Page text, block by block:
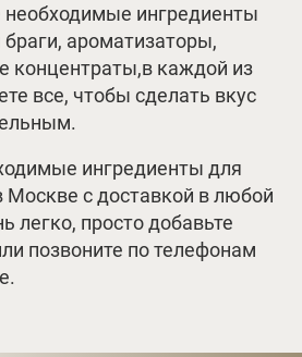
необходимые ингредиенты
ароматизаторы,
концентраты,в каждой из
все, чтобы сделать вкус
ингредиенты для
Москве с доставкой в любой
легко, просто добавьте
позвоните по телефонам